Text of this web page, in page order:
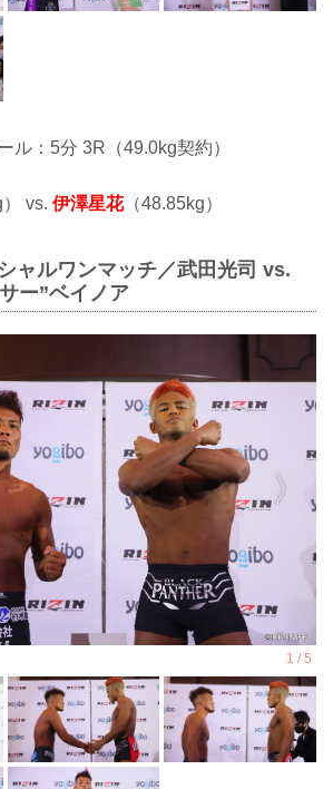
ル：5分 3R（49.0kg契約）
） vs. 伊澤星花（48.85kg）
ャルワンマッチ／武田光司 vs.
ー”ベイノア